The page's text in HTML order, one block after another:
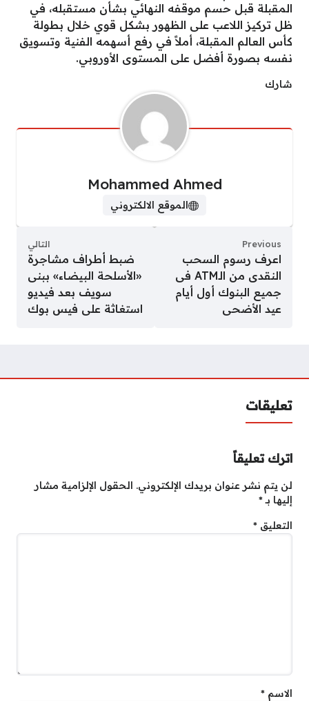
المقبلة قبل حسم موقفه النهائي بشأن مستقبله، في
ظل تركيز اللاعب على الظهور بشكل قوي خلال بطولة
كأس العالم المقبلة، أملاً في رفع أسهمه الفنية وتسويق
نفسه بصورة أفضل على المستوى الأوروبي.
شارك
Mohammed Ahmed
الموقع الالكتروني
Previous
اعرف رسوم السحب
النقدى من الـATM فى
جميع البنوك أول أيام
عيد الأضحى
التالي
ضبط أطراف مشاجرة
«الأسلحة البيضاء» ببنى
سويف بعد فيديو
استغاثة على فيس بوك
تعليقات
اترك تعليقاً
لن يتم نشر عنوان بريدك الإلكتروني. الحقول الإلزامية مشار
إليها بـ*
التعليق *
الاسم *